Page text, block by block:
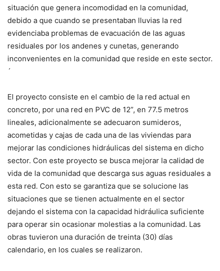
situación que genera incomodidad en la comunidad,
debido a que cuando se presentaban lluvias la red
evidenciaba problemas de evacuación de las aguas
residuales por los andenes y cunetas, generando
inconvenientes en la comunidad que reside en este sector.
´
El proyecto consiste en el cambio de la red actual en
concreto, por una red en PVC de 12”, en 77.5 metros
lineales, adicionalmente se adecuaron sumideros,
acometidas y cajas de cada una de las viviendas para
mejorar las condiciones hidráulicas del sistema en dicho
sector. Con este proyecto se busca mejorar la calidad de
vida de la comunidad que descarga sus aguas residuales a
esta red. Con esto se garantiza que se solucione las
situaciones que se tienen actualmente en el sector
dejando el sistema con la capacidad hidráulica suficiente
para operar sin ocasionar molestias a la comunidad. Las
obras tuvieron una duración de treinta (30) días
calendario, en los cuales se realizaron.